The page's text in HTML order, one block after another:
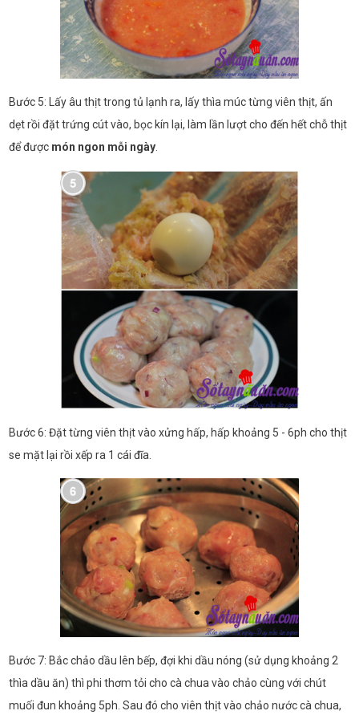
Bước 5: Lấy âu thịt trong tủ lạnh ra, lấy thìa múc từng viên thịt, ấn
dẹt rồi đặt trứng cút vào, bọc kín lại, làm lần lượt cho đến hết chỗ thịt
để được món ngon mỗi ngày
Bước 6: Đặt từng viên thịt vào xửng hấp, hấp khoảng 5 - 6ph cho thịt
se mặt lại rồi xếp ra 1 cái đĩa.
Bước 7: Bắc chảo dầu lên bếp, đợi khi dầu nóng (sử dụng khoảng 2
thìa dầu ăn) thì phi thơm tỏi cho cà chua vào chảo cùng với chút
muối đun khoảng 5ph. Sau đó cho viên thịt vào chảo nước cà chua,